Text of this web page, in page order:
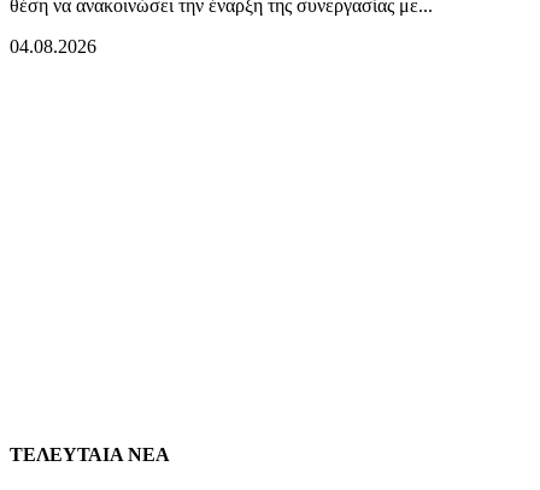
θέση να ανακοινώσει την έναρξη της συνεργασίας με...
04.08.2026
ΤΕΛΕΥΤΑΙΑ ΝΕΑ